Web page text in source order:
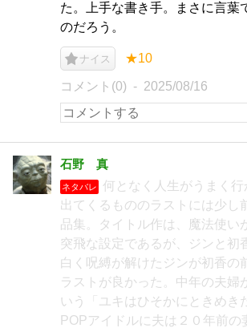
た。上手な書き手。まさに言葉
のだろう。
ナイス ★10
コメント(0) 2025/08/16
石野 真
ネタバレ
何となく人生がうまく
出てくるもののラストには少し
品集。タイトル作は、魔法使い
突飛な設定であるが、ジンと初
白く呪縛が解けたジンが初香の
ラストが良かった。中年の夫婦
いう「ユキはひそかにときめき
POPアイドルに夫は２０年前の